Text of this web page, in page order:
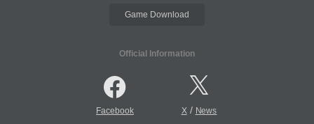
Game Download
Official Information
Facebook X/ News